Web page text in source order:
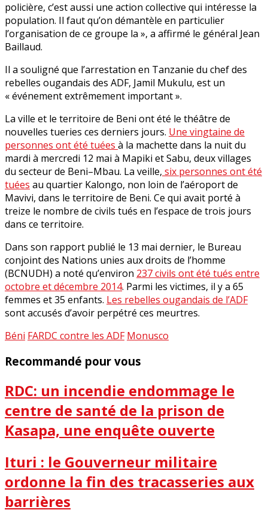
policière, c’est aussi une action collective qui intéresse la
population. Il faut qu’on démantèle en particulier
l’organisation de ce groupe la », a affirmé le général Jean
Baillaud.
Il a souligné que l’arrestation en Tanzanie du chef des
rebelles ougandais des ADF, Jamil Mukulu, est un
« événement extrêmement important ».
La ville et le territoire de Beni ont été le théâtre de
nouvelles tueries ces derniers jours. Une vingtaine de
personnes ont été tuées à la machette dans la nuit du
mardi à mercredi 12 mai à Mapiki et Sabu, deux villages
du secteur de Beni–Mbau. La veille, six personnes ont été
tuées au quartier Kalongo, non loin de l’aéroport de
Mavivi, dans le territoire de Beni. Ce qui avait porté à
treize le nombre de civils tués en l’espace de trois jours
dans ce territoire.
Dans son rapport publié le 13 mai dernier, le Bureau
conjoint des Nations unies aux droits de l’homme
(BCNUDH) a noté qu’environ 237 civils ont été tués entre
octobre et décembre 2014. Parmi les victimes, il y a 65
femmes et 35 enfants. Les rebelles ougandais de l’ADF
sont accusés d’avoir perpétré ces meurtres.
Béni FARDC contre les ADF Monusco
Recommandé pour vous
RDC: un incendie endommage le
centre de santé de la prison de
Kasapa, une enquête ouverte
Ituri : le Gouverneur militaire
ordonne la fin des tracasseries aux
barrières